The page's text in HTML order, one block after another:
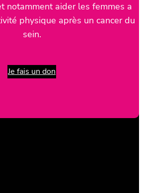
notamment aider les femmes a
physique après un cancer du
sein.
Je fais un don